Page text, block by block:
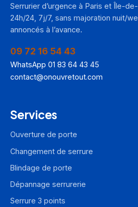
Serrurier d’urgence à Paris et Île-
24h/24, 7j/7, sans majoration nuit/
annoncés à l’avance.
09 72 16 54 43
WhatsApp 01 83 64 43 45
contact@onouvretout.com
Services
Ouverture de porte
Changement de serrure
Blindage de porte
Dépannage serrurerie
Serrure 3 points